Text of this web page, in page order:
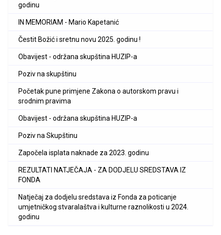
godinu
IN MEMORIAM - Mario Kapetanić
Čestit Božić i sretnu novu 2025. godinu !
Obavijest - održana skupština HUZIP-a
Poziv na skupštinu
Početak pune primjene Zakona o autorskom pravu i
srodnim pravima
Obavijest - održana skupština HUZIP-a
Poziv na Skupštinu
Započela isplata naknade za 2023. godinu
REZULTATI NATJEČAJA - ZA DODJELU SREDSTAVA IZ
FONDA
Natječaj za dodjelu sredstava iz Fonda za poticanje
umjetničkog stvaralaštva i kulturne raznolikosti u 2024.
godinu